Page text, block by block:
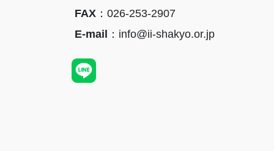
FAX ：026-253-2907
E-mail
：info@ii-shakyo.or.jp